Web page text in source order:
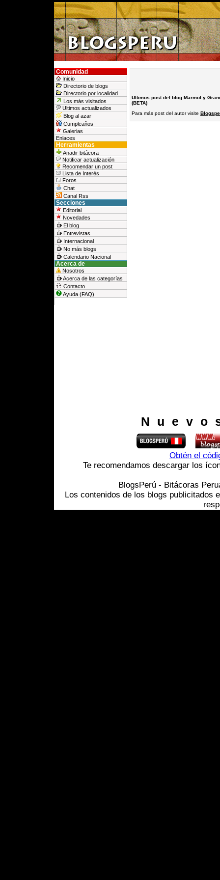
Comunidad
Inicio
Directorio de blogs
Directorio por localidad
Los más visitados
Ultimos actualizados
Blog al azar
Cumpleaños
Galerias
Enlaces
Herramientas
Anadir bitácora
Notificar actualización
Recomendar un post
Lista de Interés
Foros
Chat
Canal Rss
Secciones
Editorial
Novedades
El blog
Entrevistas
Internacional
No más blogs
Calendario Nacional
Acerca de
Nosotros
Acerca de las categorías
Contacto
Ayuda (FAQ)
Ultimos post del blog Marmol y
(BETA)
Para más post del autor visite
Obtén el
Te recomendamos descargar los
BlogsPerú - Bitácoras
Los contenidos de los blogs publicitados